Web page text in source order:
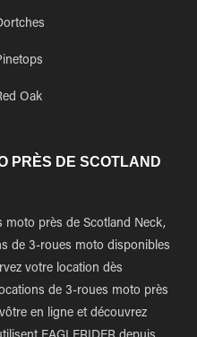
Oak
PRÈS DE SCOTLAND
moto près de Scotland Neck,
de 3-roues moto disponibles
votre location dès
de 3-roues moto près
en ligne et découvrez